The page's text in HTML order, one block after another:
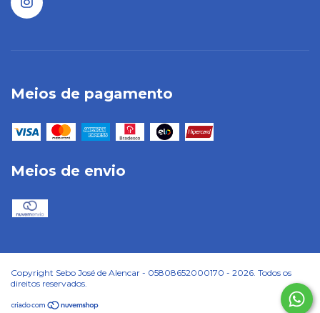
Meios de pagamento
Meios de envio
Copyright Sebo José de Alencar - 05808652000170 - 2026. Todos os
direitos reservados.